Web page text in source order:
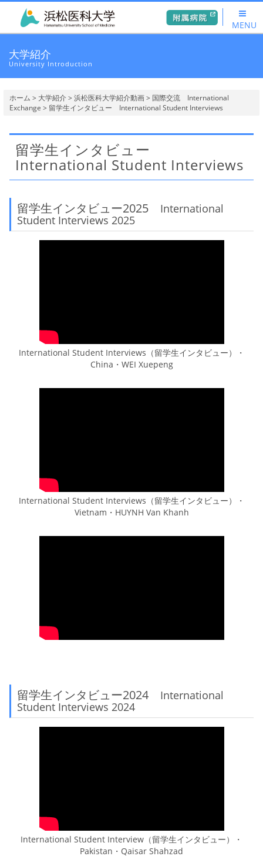
MENU
大学紹介
University Introduction
ホーム > 大学紹介> 浜松医科大学紹介動画> 国際交流 International
Exchange > 留学生インタビュー International Student Interviews
留学生インタビュー
International Student Interviews
留学生インタビュー2025
International
Student Interviews 2025
International Student Interviews（留学生インタビュー）・
China・WEI Xuepeng
International Student Interviews（留学生インタビュー）・
Vietnam・HUYNH Van Khanh
留学生インタビュー2024
International
Student Interviews 2024
International Student Interview（留学生インタビュー）・
Pakistan・Qaisar Shahzad